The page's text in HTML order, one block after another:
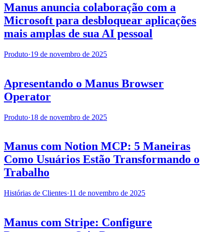
Manus anuncia colaboração com a
Microsoft para desbloquear aplicações
mais amplas de sua AI pessoal
Produto·19 de novembro de 2025
Apresentando o Manus Browser
Operator
Produto·18 de novembro de 2025
Manus com Notion MCP: 5 Maneiras
Como Usuários Estão Transformando o
Trabalho
Histórias de Clientes·11 de novembro de 2025
Manus com Stripe: Configure